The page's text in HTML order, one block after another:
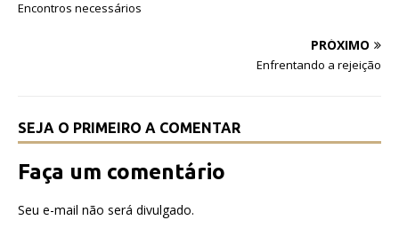
b r A
Encontros necessários
PRÓXIMO
Enfrentando a rejeição
SEJA O PRIMEIRO A COMENTAR
Faça um comentário
Seu e-mail não será divulgado.